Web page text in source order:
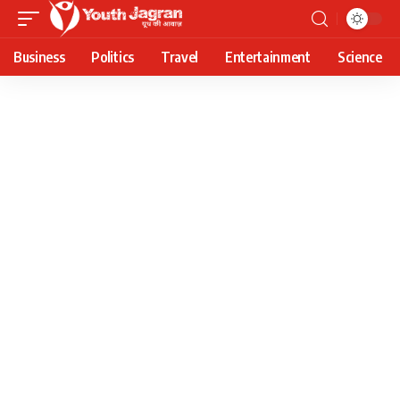
Business Politics Travel Entertainment Science